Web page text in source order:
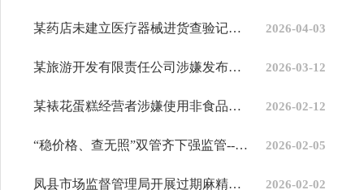
某药店未建立医疗器械进货查验记录制度并经营过期医疗器械案 2026-04-03
某旅游开发有限责任公司涉嫌发布含有绝对化用语的广告案 2026-03-12
某裱花蛋糕经营者涉嫌使用非食品原料生产裱花蛋糕案 2026-02-12
“稳价格、查无照”双管齐下强监管--------双石铺市场监管所开展节... 2026-02-05
凤县市场监督管理局开展过期麻精药品监督销毁行动 2026-02-02